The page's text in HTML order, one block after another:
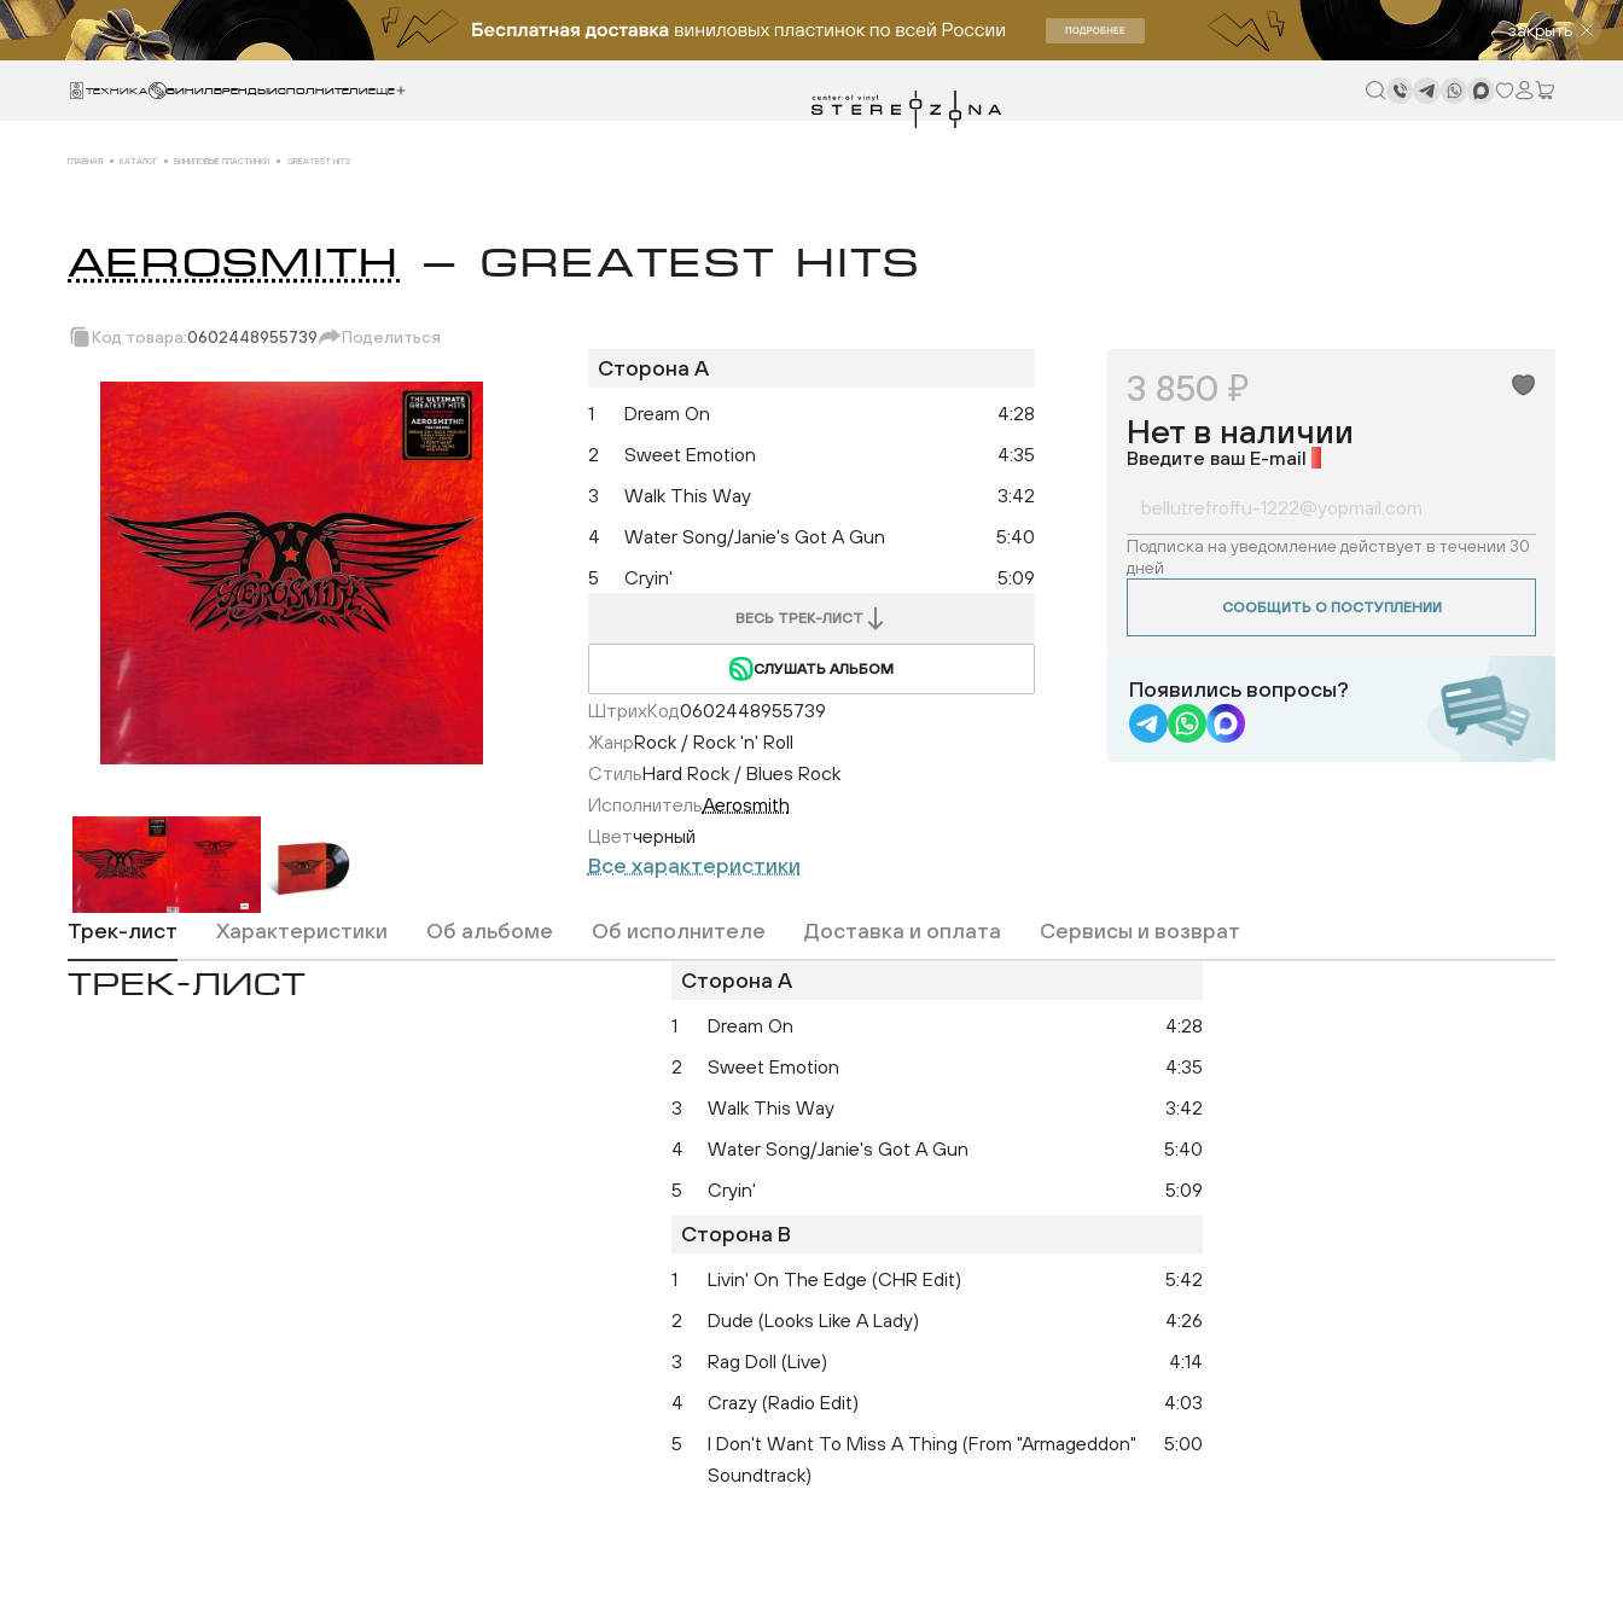
закрыть
Техника ВИНИЛБРЕНДЫИСПОЛНИТЕЛИЕще
ГЛАВНАЯ КАТАЛОГ ВИНИЛОВЫЕ ПЛАСТИНКИ GREATEST HITS
AEROSMITH — GREATEST HITS
Код товара:0602448955739 Поделиться
Скопировать ссылку
Вотсап
Телеграм
Макс
ВКонтакте
Одноклассники
Сторона A
1 Dream On
4:28
2
Sweet Emotion
4:35
3
Walk This Way
3:42
4
Water Song/Janie's Got A Gun
5:40
5
Cryin' 5:09
ВЕСЬ ТРЕК-ЛИСТ
СЛУШАТЬ АЛЬБОМ
ШтрихКод0602448955739
ЖанрRock / Rock 'n' Roll
СтильHard Rock / Blues Rock
ИсполнительAerosmith
Цветчерный
Все характеристики
3 850 ₽
Нет в наличии
Введите ваш E-mail
Подписка на уведомление действует в течении 30
дней
СООБЩИТЬ О ПОСТУПЛЕНИИ
Появились вопросы?
Трек-лист Характеристики Об альбоме Об исполнителе Доставка и оплата Сервисы и возврат
ТРЕК-ЛИСТ Сторона A
1 Dream On
4:28
2
Sweet Emotion
4:35
3
Walk This Way
3:42
4
Water Song/Janie's Got A Gun
5:40
5
Cryin' 5:09
Сторона B
1 Livin' On The Edge (CHR Edit)
5:42
2
Dude (Looks Like A Lady)
4:26
3
Rag Doll (Live)
4:14
4
Crazy (Radio Edit)
4:03
5
I Don't Want To Miss A Thing (From "Armageddon"
Soundtrack)
5:00